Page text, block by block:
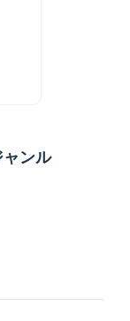
ンル